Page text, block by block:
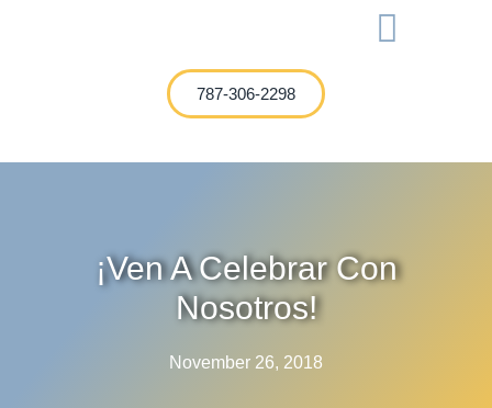
787-306-2298
¡Ven A Celebrar Con
Nosotros!
November 26, 2018